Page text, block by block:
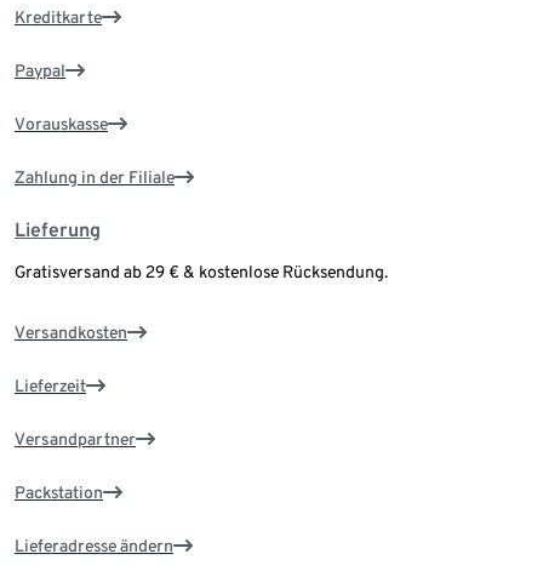
Kreditkarte
Paypal
Vorauskasse
Zahlung in der Filiale
Lieferung
Gratisversand ab 29 € & kostenlose Rücksendung.
Versandkosten
Lieferzeit
Versandpartner
Packstation
Lieferadresse ändern